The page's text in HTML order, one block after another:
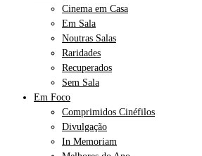
Cinema em Casa
Em Sala
Noutras Salas
Raridades
Recuperados
Sem Sala
Em Foco
Comprimidos Cinéfilos
Divulgação
In Memoriam